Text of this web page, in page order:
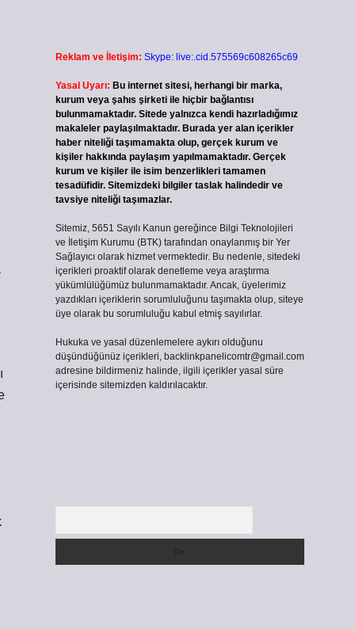
Reklam ve İletişim: Skype: live:.cid.575569c608265c69
Yasal Uyarı: Bu internet sitesi, herhangi bir marka,
kurum veya şahıs şirketi ile hiçbir bağlantısı
bulunmamaktadır. Sitede yalnızca kendi hazırladığımız
makaleler paylaşılmaktadır. Burada yer alan içerikler
haber niteliği taşımamakta olup, gerçek kurum ve
kişiler hakkında paylaşım yapılmamaktadır. Gerçek
kurum ve kişiler ile isim benzerlikleri tamamen
tesadüfidir. Sitemizdeki bilgiler taslak halindedir ve
tavsiye niteliği taşımazlar.
Sitemiz, 5651 Sayılı Kanun gereğince Bilgi Teknolojileri
ve İletişim Kurumu (BTK) tarafından onaylanmış bir Yer
Sağlayıcı olarak hizmet vermektedir. Bu nedenle, sitedeki
içerikleri proaktif olarak denetleme veya araştırma
yükümlülüğümüz bulunmamaktadır. Ancak, üyelerimiz
yazdıkları içeriklerin sorumluluğunu taşımakta olup, siteye
üye olarak bu sorumluluğu kabul etmiş sayılırlar.
Hukuka ve yasal düzenlemelere aykırı olduğunu
düşündüğünüz içerikleri, backlinkpanelicomtr@gmail.com
adresine bildirmeniz halinde, ilgili içerikler yasal süre
içerisinde sitemizden kaldırılacaktır.